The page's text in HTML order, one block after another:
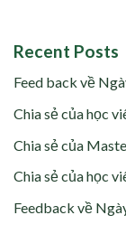
Recent Posts
Feed back về
Chia sẻ của học
Chia sẻ của
Chia sẻ của học
Feedback về